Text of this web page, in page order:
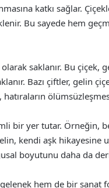
katkı sağlar.
Bu sayede hem
saklanır. Bu çiçek,
Bazı çiftler, gelin
bir yer tutar. Örneğin,
kendi aşk hikayesine
boyutunu daha da
hem de bir sanat